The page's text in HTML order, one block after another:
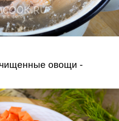
овощи -